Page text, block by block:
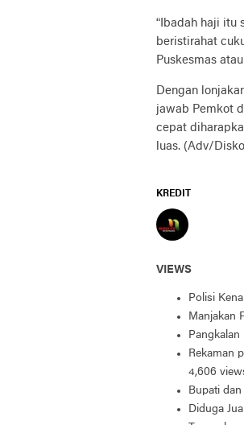
“Ibadah haji itu
beristirahat
Puskesmas
Dengan
jawab Pemkot
cepat
luas. (Adv/
KREDIT
VIEWS
Polisi
Manjakan
Rekaman
4,606
Bupati
Diduga